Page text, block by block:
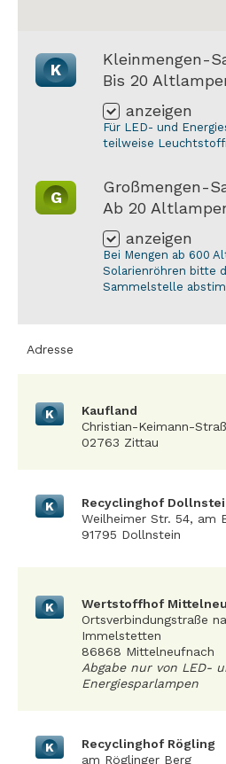
K
Kleinmengen-
Bis 20
anzeigen
Für LED- und
teilweise
G
Großmengen-
Ab 20
anzeigen
Bei Mengen ab 600
Solarienröhren bitte
Sammelstelle
Adresse
K
Kaufland
Christian-Keimann-
02763 Zittau
K
Recyclinghof
Weilheimer Str. 54, am
91795 Dollnstein
K
Wertstoffhof
Ortsverbindungstraße
Immelstetten
86868 Mittelneufnach
Abgabe nur von LED-
Energiesparlampen
K
Recyclinghof Rögling
am Röglinger Berg